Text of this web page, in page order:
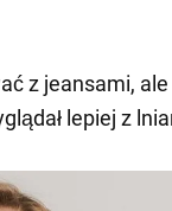
z jeansami,
lepiej z